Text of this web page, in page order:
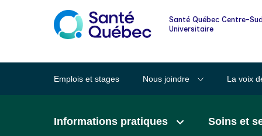
Santé Québec Centre-
Universitaire
Emplois et stages Nous joindre La voix
Informations pratiques
Informations pour les familles et les
proches
Signalement à la DPJ
Soins et